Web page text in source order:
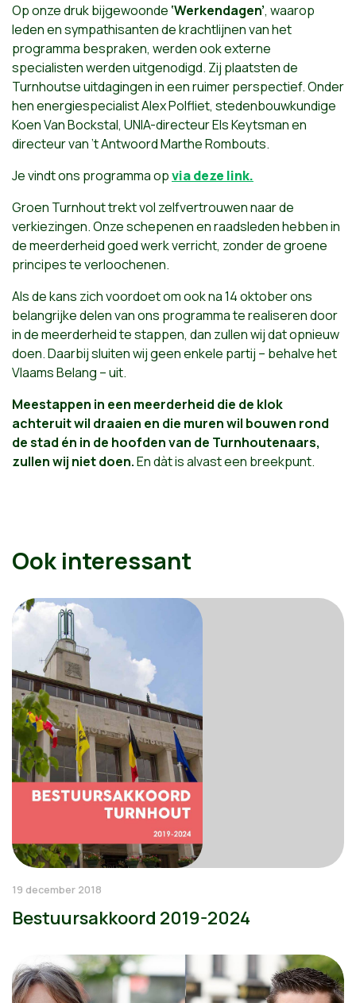
Op onze druk bijgewoonde ‘Werkendagen’, waarop
leden en sympathisanten de krachtlijnen van het
programma bespraken, werden ook externe
specialisten werden uitgenodigd. Zij plaatsten de
Turnhoutse uitdagingen in een ruimer perspectief. Onder
hen energiespecialist Alex Polfliet, stedenbouwkundige
Koen Van Bockstal, UNIA-directeur Els Keytsman en
directeur van ’t Antwoord Marthe Rombouts.
Je vindt ons programma opvia deze link.
Groen Turnhout trekt vol zelfvertrouwen naar de
verkiezingen. Onze schepenen en raadsleden hebben in
de meerderheid goed werk verricht, zonder de groene
principes te verloochenen.
Als de kans zich voordoet om ook na 14 oktober ons
belangrijke delen van ons programma te realiseren door
in de meerderheid te stappen, dan zullen wij dat opnieuw
doen. Daarbij sluiten wij geen enkele partij – behalve het
Vlaams Belang – uit.
Meestappen in een meerderheid die de klok
achteruit wil draaien en die muren wil bouwen rond
de stad én in de hoofden van de Turnhoutenaars,
zullen wij niet doen.En dàt is alvast een breekpunt.
Ook interessant
19 december 2018
Bestuursakkoord 2019-2024